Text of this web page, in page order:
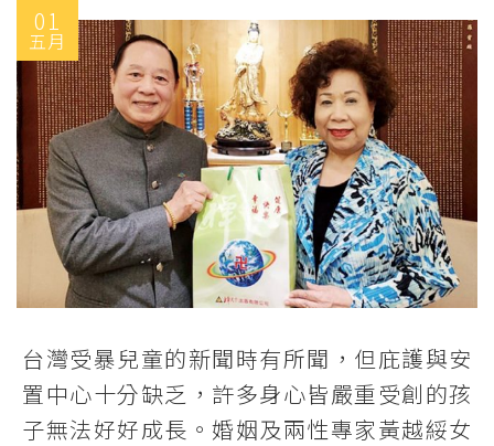
01
五月
台灣受暴兒童的新聞時有所聞，但庇護與安
置中心十分缺乏，許多身心皆嚴重受創的孩
子無法好好成長。婚姻及兩性專家黃越綏女